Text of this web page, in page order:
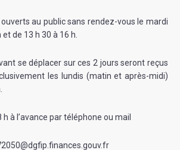
ouverts au public sans rendez-vous le mardi
de 13 h 30 à 16 h.
se déplacer sur ces 2 jours seront reçus
les lundis (matin et après-midi)
à l’avance par téléphone ou mail